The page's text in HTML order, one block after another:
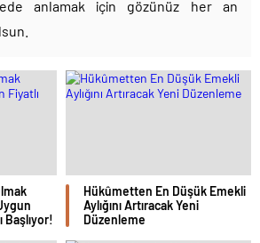
anlamak için gözünüz her an
Başlıyor!
Hükûmetten En Düşük Emekli
Aylığını Artıracak Yeni
Düzenleme